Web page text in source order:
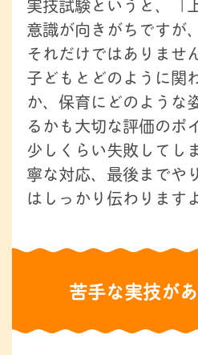
意識が向きがちですが
それだけではありません
子どもとどのように関
か、保育にどのような
るかも大切な評価のポ
少しくらい失敗してし
寧な対応、最後までや
はしっかり伝わりますよ
苦手な実技が